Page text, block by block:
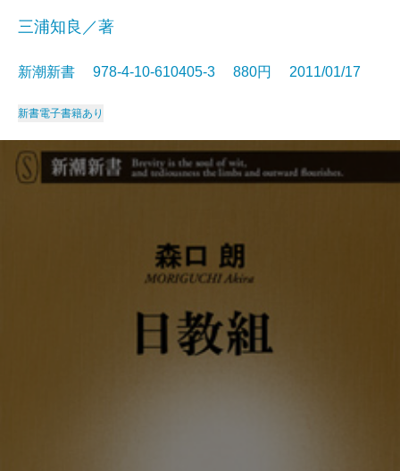
三浦知良／著
新潮新書 978-4-10-610405-3 880円 2011/01/17
新書電子書籍あり